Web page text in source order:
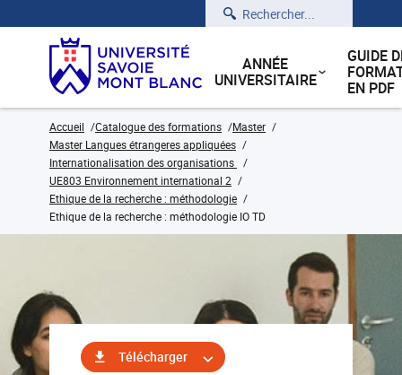
Rechercher
ANNÉE
UNIVERSITAIRE
GUIDE
EN PDF
Accueil Catalogue des formations
Master
Master Langues étrangeres appliquées
Internationalisation des organisations
UE803 Environnement international 2
Ethique de la recherche : méthodologie
Ethique de la recherche : méthodologie IO TD
Télécharger